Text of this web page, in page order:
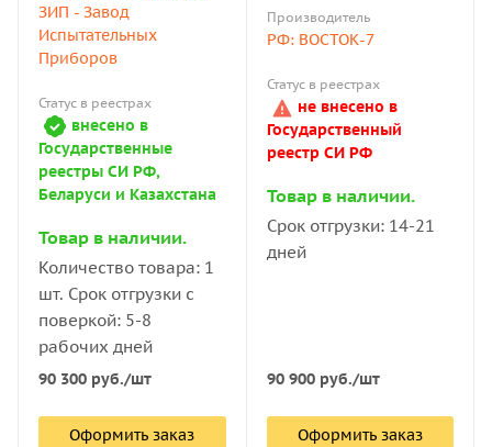
ЗИП - Завод
Испытательных
Приборов
Статус в реестрах
внесено в
Государственные
реестры СИ РФ,
Беларуси и Казахстана
Товар в наличии.
Количество товара: 1
шт. Срок отгрузки с
поверкой: 5-8
рабочих дней
90 300 руб./шт
Оформить заказ
Производитель
РФ: ВОСТОК-7
Статус в реестрах
не внесено в
Государственный
реестр СИ РФ
Товар в наличии.
Срок отгрузки: 14-21
дней
90 900руб./шт
Оформить заказ